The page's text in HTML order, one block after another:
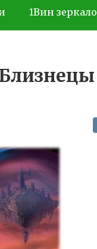
1Вин зеркало